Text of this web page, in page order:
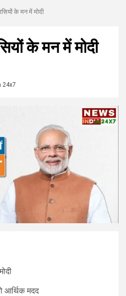
के मन में मोदी
के मन में मोदी
24x7
आर्थिक मदद